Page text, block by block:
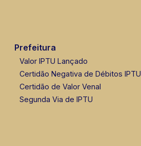
Prefeitura
Valor IPTU Lançado
Certidão Negativa de Débitos IPTU
Certidão de Valor Venal
Segunda Via de IPTU